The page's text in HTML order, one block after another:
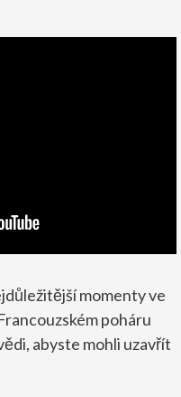
momenty ve
poháru
abyste mohli uzavřít